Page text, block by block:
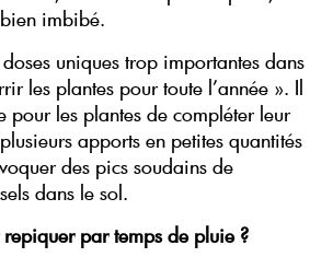
imbibé.
uniques trop importantes dans
les plantes pour toute l’année ». Il
pour les plantes de compléter leur
apports en petites quantités
des pics soudains de
dans le sol.
par temps de pluie ?